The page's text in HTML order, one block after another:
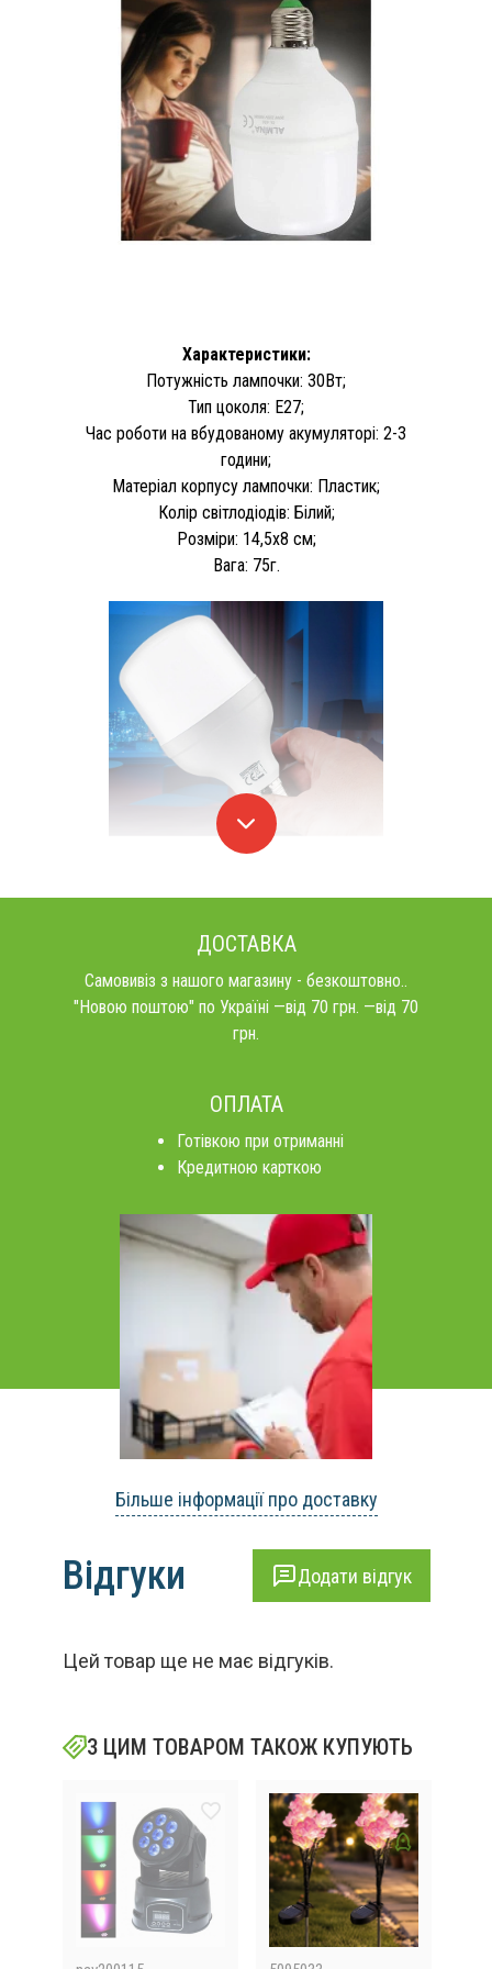
Характеристики:
Потужність лампочки: 30Вт;
Тип цоколя: E27;
Час роботи на вбудованому акумуляторі: 2-3
години;
Матеріал корпусу лампочки: Пластик;
Колір світлодіодів: Білий;
Розміри: 14,5x8 см;
Вага: 75г.
ДОСТАВКА
Самовивіз з нашого магазину - безкоштовно..
"Новою поштою" по Україні —від 70 грн. —від 70
грн.
ОПЛАТА
Готівкою при отриманні
Кредитною карткою
Більше інформації про доставку
Відгуки Додати відгук
Цей товар ще не має відгуків.
З ЦИМ ТОВАРОМ ТАКОЖ КУПУЮТЬ